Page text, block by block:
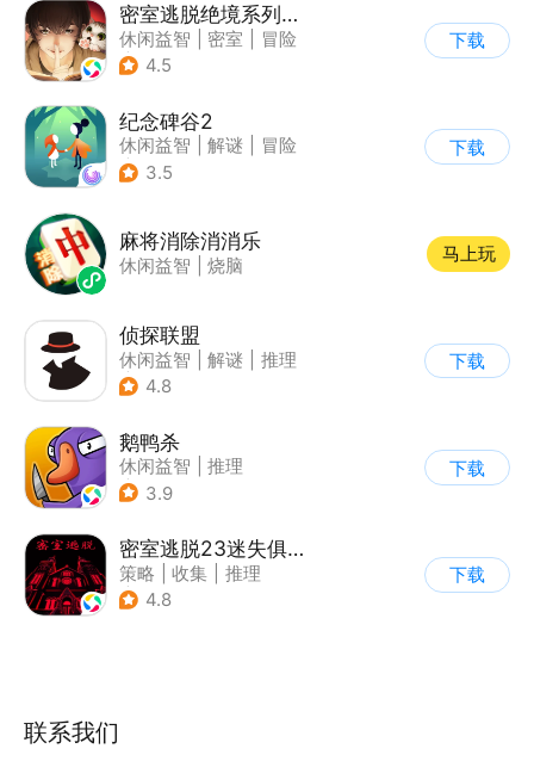
密室逃脱绝境系列3画仙奇缘
休闲益智 密室
冒险
| 密室逃脱
4.5
下载
纪念碑谷2
休闲益智 解谜
冒险
| 清新
3.5
下载
麻将消除消消乐
休闲益智 烧脑
马上玩
侦探联盟
休闲益智 解谜
推理
| 侦探
4.8
下载
鹅鸭杀
休闲益智
推理
| 金山世游
3.9
下载
密室逃脱23迷失俱乐部
策略 收集
推理
| 密室逃脱
4.8
下载
联系我们